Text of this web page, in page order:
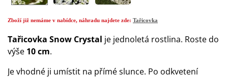
Zboží již nemáme v nabídce, náhradu najdete zde: Tařicovka
Tařicovka Snow Crystal je jednoletá rostlina. Roste do
výše 10 cm.
Je vhodné ji umístit na přímé slunce. Po odkvetení